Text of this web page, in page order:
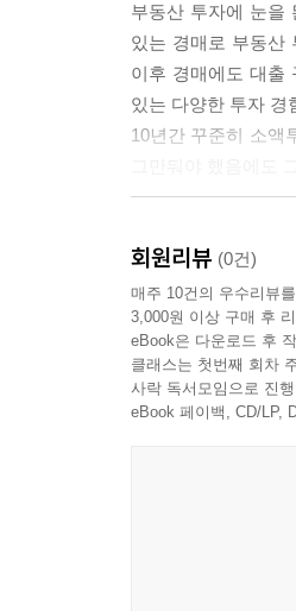
좋은 물건을 남에게
대선 이후 부동산시
2021년 7월에 매수
이 금액으로 들어올
원이겠지만 어차피
정해놓는 것이다.
상해야 한다.
기에 나에게 가장 큰
---「4장 아파트 단
모든 투자의 기본은
적인 가격에 투자 자
나는 매수를 시작
부동산 투자에 눈을
있는 경매로 부동산
이후 경매에도 대출
있는 다양한 투자 경
10년간 꾸준히 소액
“어떻게 직장인 월급
저자는 이렇게 되묻
되는 월급으로 어
확보했는지, 개인
꼭짓점이라는 최근
회원리뷰 (0건)
매주 10건의 우수리뷰
3,000원 이상 구매 후
eBook은 다운로드 후
클래스는 첫번째 회차
사락 독서모임으로 진
eBook 페이백, CD/LP,